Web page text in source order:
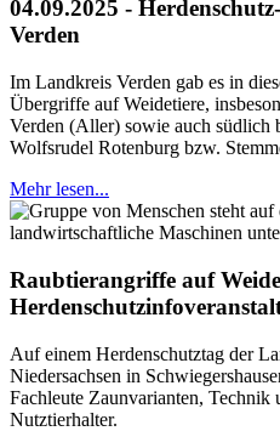
04.09.2025 -
Verden
Im Landkreis Verden gab es in
Übergriffe auf Weidetiere,
Verden (Aller) sowie auch südlich
Wolfsrudel Rotenburg bzw.
Mehr lesen...
Raubtierangriffe auf
Auf einem Herdenschutztag der
Niedersachsen in
Fachleute Zaunvarianten,
Nutztierhalter.